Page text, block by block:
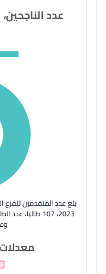
عدد
بلغ عدد المتقدمين للفرع